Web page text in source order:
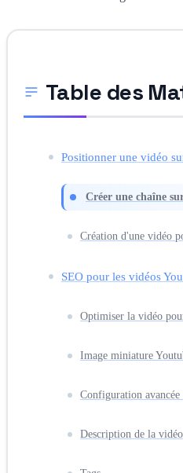
Table des
Positionner une vidéo
Créer une chaîne
Création d'une vidéo
SEO pour les vidéos
Optimiser la vidéo
Image miniature
Configuration
Description de la vidéo